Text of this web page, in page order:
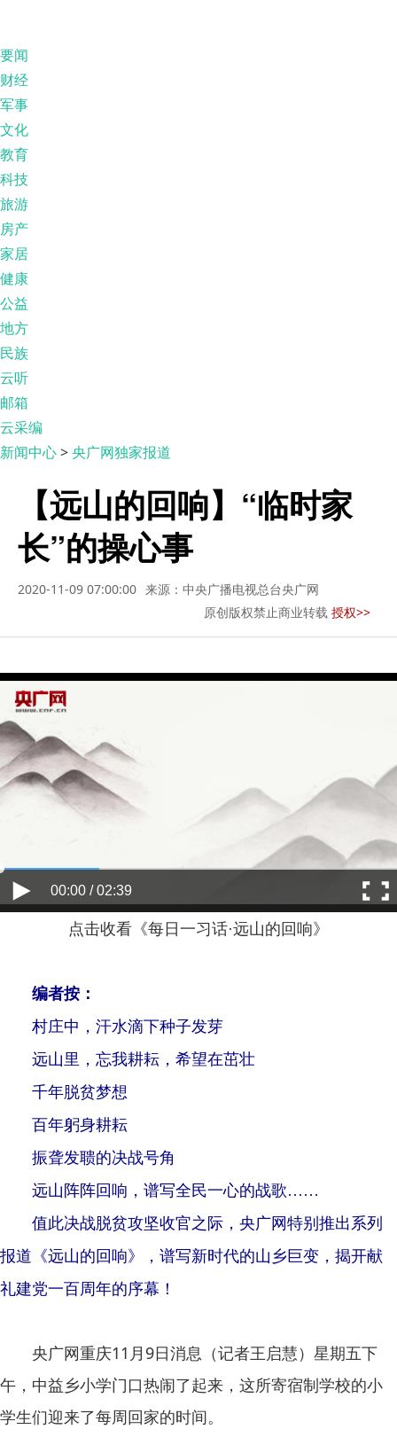
要闻
财经
军事
文化
教育
科技
旅游
房产
家居
健康
公益
地方
民族
云听
邮箱
云采编
新闻中心>央广网独家报道
【远山的回响】“临时家
长”的操心事
2020-11-09 07:00:00 来源：中央广播电视总台央广网
原创版权禁止商业转载 授权>>
00:00 / 02:39
点击收看《每日一习话·远山的回响》
编者按：
村庄中，汗水滴下种子发芽
远山里，忘我耕耘，希望在茁壮
千年脱贫梦想
百年躬身耕耘
振聋发聩的决战号角
远山阵阵回响，谱写全民一心的战歌……
值此决战脱贫攻坚收官之际，央广网特别推出系列
报道《远山的回响》，谱写新时代的山乡巨变，揭开献
礼建党一百周年的序幕！
央广网重庆11月9日消息（记者王启慧）星期五下
午，中益乡小学门口热闹了起来，这所寄宿制学校的小
学生们迎来了每周回家的时间。